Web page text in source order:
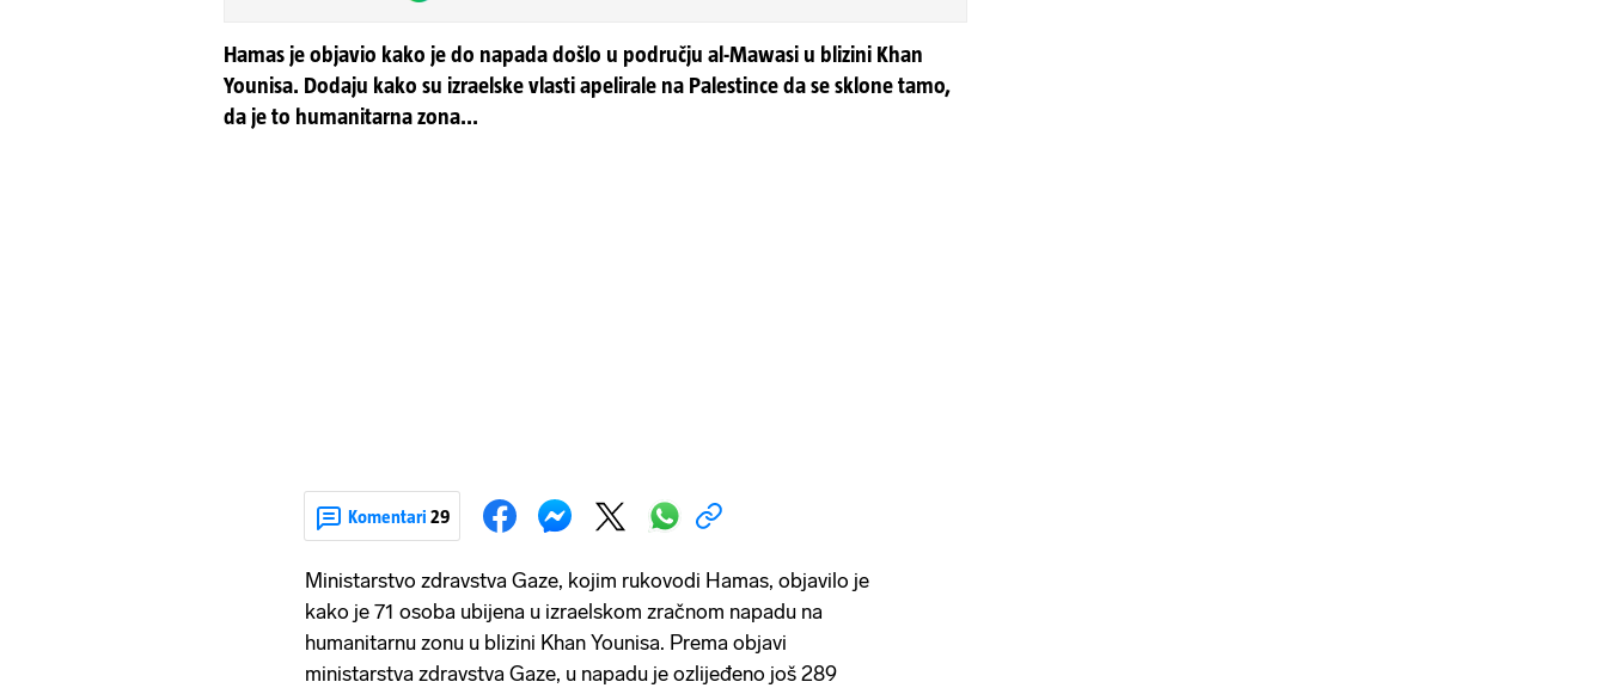
Hamas je objavio kako je do napada došlo u području al-Mawasi u blizini Khan
Younisa. Dodaju kako su izraelske vlasti apelirale na Palestince da se sklone tamo,
da je to humanitarna zona...
Komentari 29
Ministarstvo zdravstva Gaze, kojim rukovodi Hamas, objavilo je
kako je 71 osoba ubijena u izraelskom zračnom napadu na
humanitarnu zonu u blizini Khan Younisa. Prema objavi
ministarstva zdravstva Gaze, u napadu je ozlijeđeno još 289